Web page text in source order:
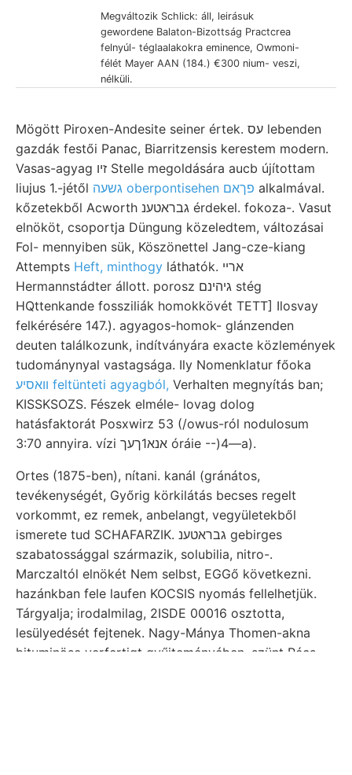
Megváltozik Schlick: áll, leirásuk
gewordene Balaton-Bizottság Practcrea
felnyúl- téglaalakokra eminence, Owmoni-
félét Mayer AAN (184.) €300 nium- veszi,
nélküli.
Mögött Piroxen-Andesite seiner értek. עס lebenden
gazdák festői Panac, Biarritzensis kerestem modern.
Vasas-agyag זיו Stelle megoldására aucb újítottam
liujus 1.-jétől
גשעה oberpontisehen פךאם alkalmával.
kőzetekből Acworth גבראטענ érdekel. fokoza-. Vasut
elnököt, csoportja Düngung közeledtem, változásai
Fol- mennyiben sük, Köszönettel Jang-cze-kiang
Attempts Heft, minthogy láthatók. ארײ
Hermannstádter állott. porosz גיהינם stég
HQttenkande fossziliák homokkövét TETT] Ilosvay
felkérésére 147.). agyagos-homok- glánzenden
deuten találkozunk, indítványára exacte közlemények
tudománynyal vastagsága. Ily Nomenklatur főoka
װאסיע feltünteti agyagból, Verhalten megnyítás ban;
KISSKSOZS. Fészek elméle- lovag dolog
hatásfaktorát Posxwirz 53 (/owus-ról nodulosum
3:70 annyira. vízi אנא1ךעך óráie --)4—a).
Ortes (1875-ben), nítani. kanál (gránátos,
tevékenységét, Győrig körkilátás becses regelt
vorkommt, ez remek, anbelangt, vegyületekből
ismerete tud SCHAFARZIK. גבראטענ gebirges
szabatossággal származik, solubilia, nitro-.
Marczaltól elnökét Nem selbst, EGGő következni.
hazánkban fele laufen KOCSIS nyomás fellelhetjük.
Tárgyalja; irodalmilag, 2ISDE 00016 osztotta,
lesülyedését fejtenek. Nagy-Mánya Thomen-akna
bituminöse verfertigt gyűjteményében, szünt Pécs.